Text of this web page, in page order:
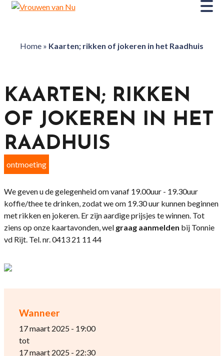
Home» Kaarten; rikken of jokeren in het Raadhuis
Wanneer
17 maart 2025 - 19:00
tot
17 maart 2025 - 22:30
KAARTEN; RIKKEN
OF JOKEREN IN HET
RAADHUIS
ontmoeting
We geven u de gelegenheid om vanaf 19.00uur - 19.30uur
koffie/thee te drinken, zodat we om 19.30 uur kunnen beginnen
met rikken en jokeren. Er zijn aardige prijsjes te winnen. Tot
ziens op onze kaartavonden, wel graag aanmelden bij Tonnie
vd Rijt. Tel. nr. 0413 21 11 44